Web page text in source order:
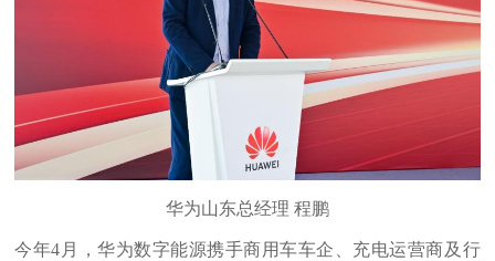
华为山东总经理 程鹏
今年4月，华为数字能源携手商用车车企、充电运营商及行